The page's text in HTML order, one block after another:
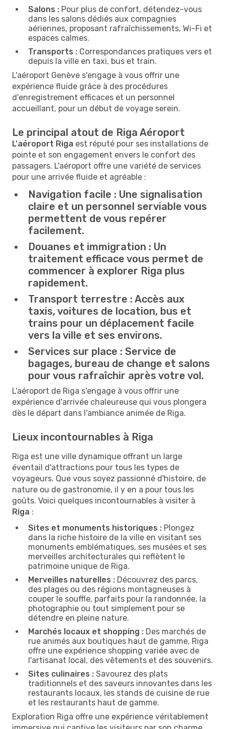
Salons : Pour plus de confort, détendez-vous
dans les salons dédiés aux compagnies
aériennes, proposant rafraîchissements, Wi-Fi et
espaces calmes.
Transports : Correspondances pratiques vers et
depuis la ville en taxi, bus et train.
L'aéroport Genève s'engage à vous offrir une
expérience fluide grâce à des procédures
d'enregistrement efficaces et un personnel
accueillant, pour un début de voyage serein.
Le principal atout de Riga Aéroport
L'aéroport Riga est réputé pour ses installations de
pointe et son engagement envers le confort des
passagers. L'aéroport offre une variété de services
pour une arrivée fluide et agréable :
Navigation facile : Une signalisation
claire et un personnel serviable vous
permettent de vous repérer
facilement.
Douanes et immigration : Un
traitement efficace vous permet de
commencer à explorer Riga plus
rapidement.
Transport terrestre : Accès aux
taxis, voitures de location, bus et
trains pour un déplacement facile
vers la ville et ses environs.
Services sur place : Service de
bagages, bureau de change et salons
pour vous rafraîchir après votre vol.
L'aéroport de Riga s'engage à vous offrir une
expérience d'arrivée chaleureuse qui vous plongera
dès le départ dans l'ambiance animée de Riga.
Lieux incontournables à Riga
Riga est une ville dynamique offrant un large
éventail d'attractions pour tous les types de
voyageurs. Que vous soyez passionné d'histoire, de
nature ou de gastronomie, il y en a pour tous les
goûts. Voici quelques incontournables à visiter à
Riga :
Sites et monuments historiques : Plongez
dans la riche histoire de la ville en visitant ses
monuments emblématiques, ses musées et ses
merveilles architecturales qui reflètent le
patrimoine unique de Riga.
Merveilles naturelles : Découvrez des parcs,
des plages ou des régions montagneuses à
couper le souffle, parfaits pour la randonnée, la
photographie ou tout simplement pour se
détendre en pleine nature.
Marchés locaux et shopping : Des marchés de
rue animés aux boutiques haut de gamme, Riga
offre une expérience shopping variée avec de
l'artisanat local, des vêtements et des souvenirs.
Sites culinaires : Savourez des plats
traditionnels et des saveurs innovantes dans les
restaurants locaux, les stands de cuisine de rue
et les restaurants haut de gamme.
Exploration Riga offre une expérience véritablement